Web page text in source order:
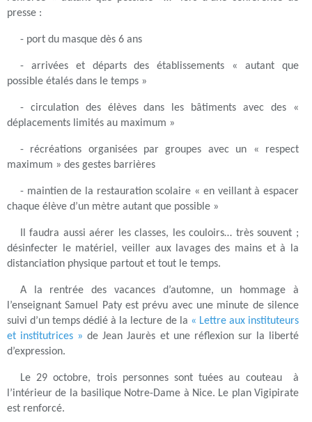
presse :
- port du masque dès 6 ans
- arrivées et départs des établissements « autant que
possible étalés dans le temps »
- circulation des élèves dans les bâtiments avec des «
déplacements limités au maximum »
- récréations organisées par groupes avec un « respect
maximum » des gestes barrières
- maintien de la restauration scolaire « en veillant à espacer
chaque élève d’un mètre autant que possible »
Il faudra aussi aérer les classes, les couloirs… très souvent ;
désinfecter le matériel, veiller aux lavages des mains et à la
distanciation physique partout et tout le temps.
A la rentrée des vacances d’automne, un hommage à
l’enseignant Samuel Paty est prévu avec une minute de silence
suivi d’un temps dédié à la lecture de la « Lettre aux instituteurs
et institutrices »de Jean Jaurès et une réflexion sur la liberté
d’expression.
Le 29 octobre, trois personnes sont tuées au couteau à
l’intérieur de la basilique Notre-Dame à Nice. Le plan Vigipirate
est renforcé.